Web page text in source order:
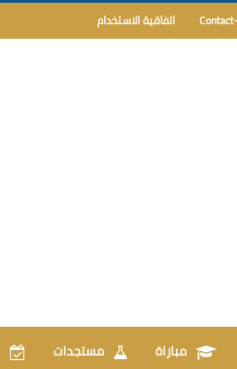
اتفاقية الاستخدام
مباراة مستجدات